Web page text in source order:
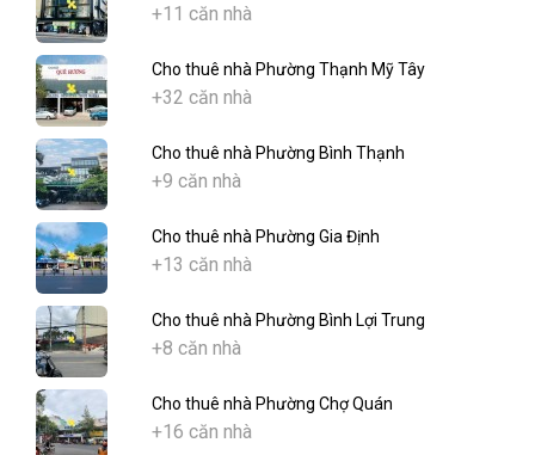
+11 căn nhà
Cho thuê nhà Phường Thạnh Mỹ Tây
+32 căn nhà
Cho thuê nhà Phường Bình Thạnh
+9 căn nhà
Cho thuê nhà Phường Gia Định
+13 căn nhà
Cho thuê nhà Phường Bình Lợi Trung
+8 căn nhà
Cho thuê nhà Phường Chợ Quán
+16 căn nhà